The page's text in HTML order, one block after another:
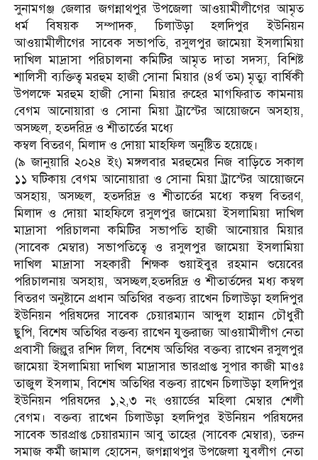
সুনামগঞ্জ জেলার জগন্নাথপুর উপজেলা আওয়ামীলীগের আমৃত
ধর্ম বিষয়ক সম্পাদক, চিলাউড়া হলদিপুর ইউনিয়ন
আওয়ামীলীগের সাবেক সভাপতি, রসুলপুর জামেয়া ইসলামিয়া
দাখিল মাদ্রাসা পরিচালনা কমিটির আমৃত দাতা সদস্য, বিশিষ্ট
শালিসী ব্যক্তিত্ব মরহুম হাজী সোনা মিয়ার (৪র্থ তম) মৃত্যু বার্ষিকী
উপলক্ষে মরহুম হাজী সোনা মিয়ার রুহের মাগফিরাত কামনায়
বেগম আনোয়ারা ও সোনা মিয়া ট্রাস্টের আয়োজনে অসহায়,
অসচ্ছল, হতদরিদ্র ও শীতার্তের মধ্যে
কম্বল বিতরণ, মিলাদ ও দোয়া মাহফিল অনুষ্টিত হয়েছে।
(৯ জানুয়ারি ২০২৪ ইং) মঙ্গলবার মরহুমের নিজ বাড়িতে সকাল
১১ ঘটিকায় বেগম আনোয়ারা ও সোনা মিয়া ট্রাস্টের আয়োজনে
অসহায়, অসচ্ছল, হতদরিদ্র ও শীতার্তের মধ্যে কম্বল বিতরণ,
মিলাদ ও দোয়া মাহফিলে রসুলপুর জামেয়া ইসলামিয়া দাখিল
মাদ্রাসা পরিচালনা কমিটির সভাপতি হাজী আনোয়ার মিয়ার
(সাবেক মেম্বার) সভাপতিত্বে ও রসুলপুর জামেয়া ইসলামিয়া
দাখিল মাদ্রাসা সহকারী শিক্ষক শুয়াইবুর রহমান শুয়েবের
পরিচালনায় অসহায়, অসচ্ছল,হতদরিদ্র ও শীতার্তদের মধ্য কম্বল
বিতরণ অনুষ্টানে প্রধান অতিথির বক্তব্য রাখেন চিলাউড়া হলদিপুর
ইউনিয়ন পরিষদের সাবেক চেয়ারম্যান আব্দুল হান্নান চৌধুরী
ছুপি, বিশেষ অতিথির বক্তব্য রাখেন যুক্তরাজ্য আওয়ামীলীগ নেতা
প্রবাসী জিল্লুর রশিদ লিল, বিশেষ অতিথির বক্তব্য রাখেন রসুলপুর
জামেয়া ইসলামিয়া দাখিল মাদ্রাসার ভারপ্রাপ্ত সুপার কাজী মাওঃ
তাজুল ইসলাম, বিশেষ অতিথির বক্তব্য রাখেন চিলাউড়া হলদিপুর
ইউনিয়ন পরিষদের ১,২,৩ নং ওয়ার্ডের মহিলা মেম্বার শেলী
বেগম। বক্তব্য রাখেন চিলাউড়া হলদিপুর ইউনিয়ন পরিষদের
সাবেক ভারপ্রাপ্ত চেয়ারম্যান আবু তাহের (সাবেক মেম্বার), তরুন
সমাজ কর্মী জামাল হোসেন, জগন্নাথপুর উপজেলা যুবলীগ নেতা